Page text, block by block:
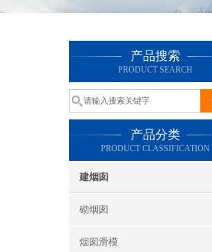
产品搜索
PRODUCT SEARCH
产品分类
PRODUCT CLASSIFICATION
建烟囱
砌烟囱
烟囱滑模